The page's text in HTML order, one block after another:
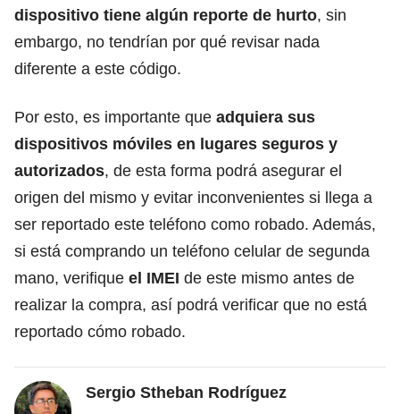
dispositivo tiene algún reporte de hurto, sin
embargo, no tendrían por qué revisar nada
diferente a este código.
Por esto, es importante que adquiera sus
dispositivos móviles en lugares seguros y
autorizados, de esta forma podrá asegurar el
origen del mismo y evitar inconvenientes si llega a
ser reportado este teléfono como robado. Además,
si está comprando un teléfono celular de segunda
mano, verifique el IMEI de este mismo antes de
realizar la compra, así podrá verificar que no está
reportado cómo robado.
Sergio Stheban Rodríguez